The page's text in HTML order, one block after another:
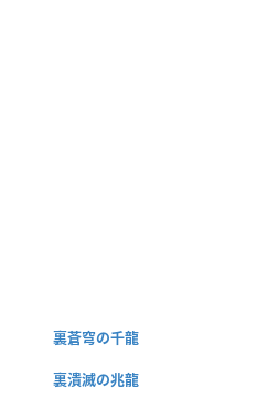
裏蒼穹の千龍
裏潰滅の兆龍